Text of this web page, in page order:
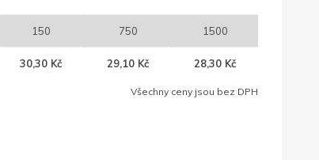
150 750 1500
30,30 Kč 29,10 Kč 28,30 Kč
Všechny ceny jsou bez DPH